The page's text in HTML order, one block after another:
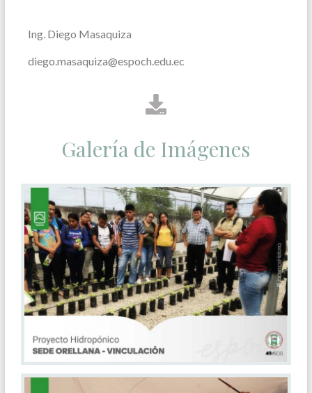
Ing. Diego Masaquiza
diego.masaquiza@espoch.edu.ec
Galería de Imágenes